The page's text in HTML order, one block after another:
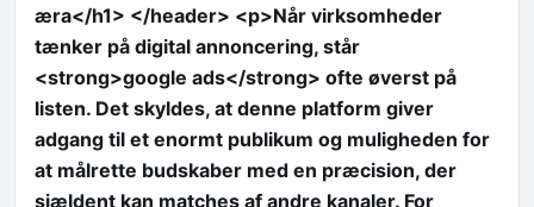
æra</h1> </header> <p>Når virksomheder
tænker på digital annoncering, står
<strong>google ads</strong> ofte øverst på
listen. Det skyldes, at denne platform giver
adgang til et enormt publikum og muligheden for
at målrette budskaber med en præcision, der
sjældent kan matches af andre kanaler. For